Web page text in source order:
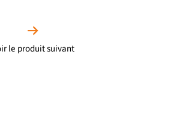
le produit suivant